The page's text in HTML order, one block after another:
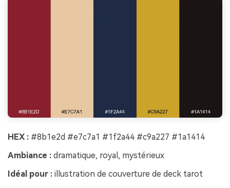
HEX : #8b1e2d #e7c7a1 #1f2a44 #c9a227 #1a1414
Ambiance : dramatique, royal, mystérieux
Idéal pour : illustration de couverture de deck tarot